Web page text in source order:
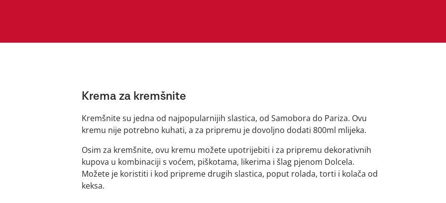
Krema za kremšnite
Kremšnite su jedna od najpopularnijih slastica, od Samobora do Pariza. Ovu
kremu nije potrebno kuhati, a za pripremu je dovoljno dodati 800ml mlijeka.
Osim za kremšnite, ovu kremu možete upotrijebiti i za pripremu dekorativnih
kupova u kombinaciji s voćem, piškotama, likerima i šlag pjenom Dolcela.
Možete je koristiti i kod pripreme drugih slastica, poput rolada, torti i kolača od
keksa.